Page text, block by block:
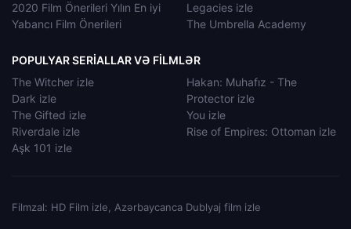
2020 Film Önerileri Yılın En iyi
Yabancı Film Önerileri
Legacies izle
The Umbrella Academy
POPULYAR SERIALLAR VƏ FILMLƏR
The Witcher izle
Dark izle
The Gifted izle
Riverdale izle
Aşk 101 izle
Hakan: Muhafız - The
Protector izle
You izle
Rise of Empires: Ottoman izle
Filmzal: HD Film izle, Azərbaycanca Dublyaj film izle